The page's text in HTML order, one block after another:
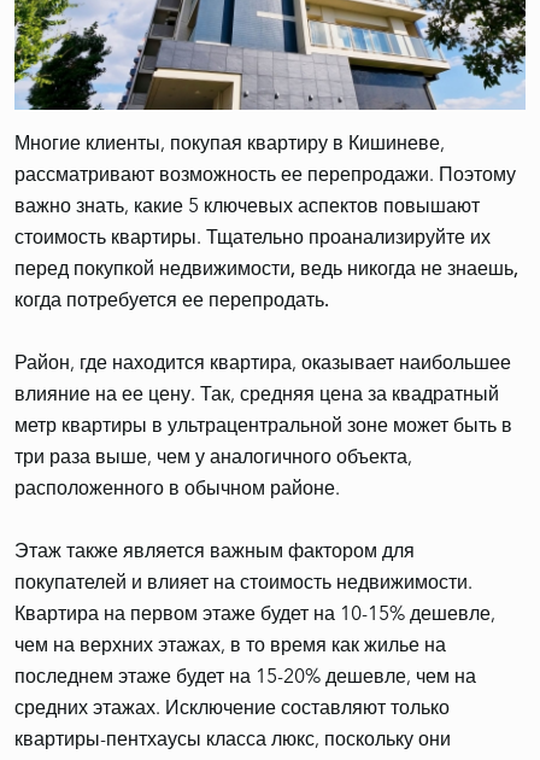
Многие клиенты, покупая квартиру в Кишиневе,
рассматривают возможность ее перепродажи. Поэтому
важно знать, какие 5 ключевых аспектов повышают
стоимость квартиры.
Тщательно проанализируйте их
перед покупкой недвижимости, ведь никогда не знаешь,
когда потребуется ее перепродать.
Район, где находится квартира, оказывает наибольшее
влияние на ее цену. Так, средняя цена за квадратный
метр квартиры в ультрацентральной зоне может быть в
три раза выше, чем у аналогичного объекта,
расположенного в обычном районе.
Этаж также является важным фактором для
покупателей и влияет на стоимость недвижимости.
Квартира на первом этаже будет на 10-15% дешевле,
чем на верхних этажах, в то время как жилье на
последнем этаже будет на 15-20% дешевле, чем на
средних этажах. Исключение составляют только
квартиры-пентхаусы класса люкс, поскольку они